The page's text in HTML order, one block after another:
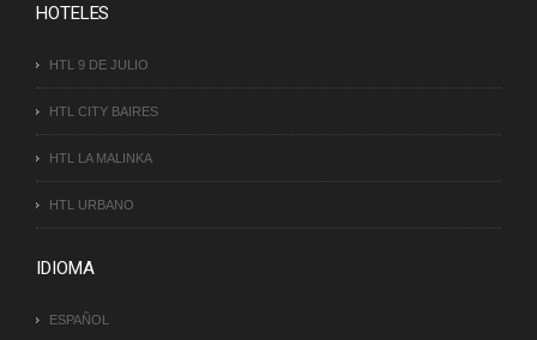
HOTELES
HTL 9 DE JULIO
HTL CITY BAIRES
HTL LA MALINKA
HTL URBANO
IDIOMA
ESPAÑOL